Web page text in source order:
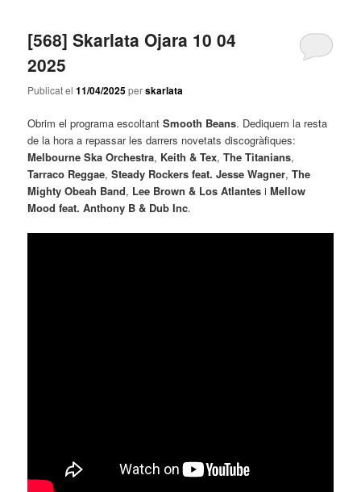
[568] Skarlata Ojara 10 04
2025
Publicat el11/04/2025perskarlata
Obrim el programa escoltantSmooth Beans. Dediquem la resta
de la hora a repassar les darrers novetats discogràfiques:
Melbourne Ska Orchestra, Keith & Tex,The Titanians,
Tarraco Reggae,Steady Rockers feat. Jesse Wagner,The
Mighty Obeah Band, Lee Brown & Los Atlantes iMellow
Mood feat. Anthony B & Dub Inc.